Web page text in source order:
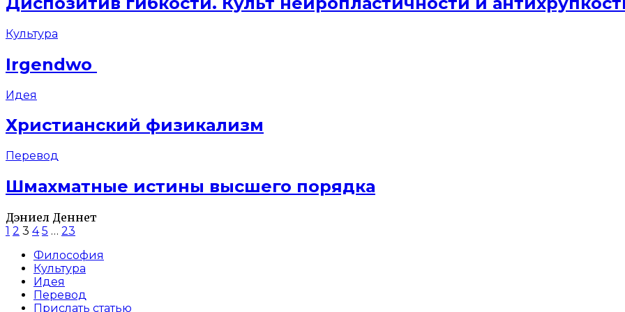
Культура
Irgendwo
Идея
Христианский физикализм
Перевод
Шмахматные истины высшего порядка
Дэниел Деннет
1 2 3 4 5 … 23
Философия
Культура
Идея
Перевод
Прислать статью